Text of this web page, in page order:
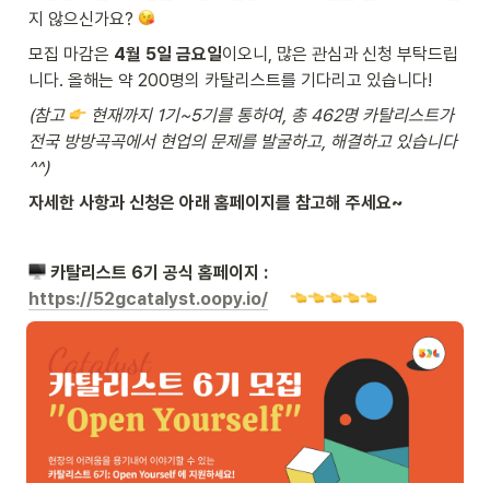
지 않으신가요?
모집 마감은 4월 5일 금요일이오니, 많은 관심과 신청 부탁드립
니다. 올해는 약 200명의 카탈리스트를 기다리고 있습니다!
(참고
현재까지 1기~5기를 통하여, 총 462명 카탈리스트가
전국 방방곡곡에서 현업의 문제를 발굴하고, 해결하고 있습니다
^^)
자세한 사항과 신청은 아래 홈페이지를 참고해 주세요~
https://52gcatalyst.oopy.io/